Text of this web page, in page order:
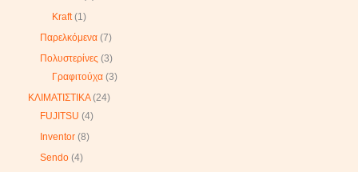
Kraft 1
Παρελκόμενα 7
Πολυστερίνες 3
Γραφιτούχα 3
ΚΛΙΜΑΤΙΣΤΙΚΑ 24
FUJITSU 4
Inventor 8
Sendo 4